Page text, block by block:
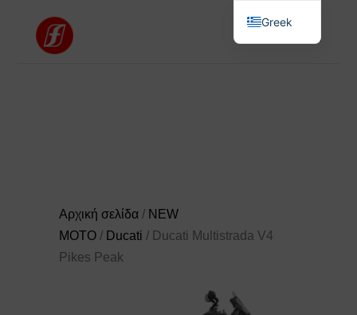
Αρχική σελίδα / NEW
MOTO / Ducati / Ducati Multistrada V4
Pikes Peak
Greek
English